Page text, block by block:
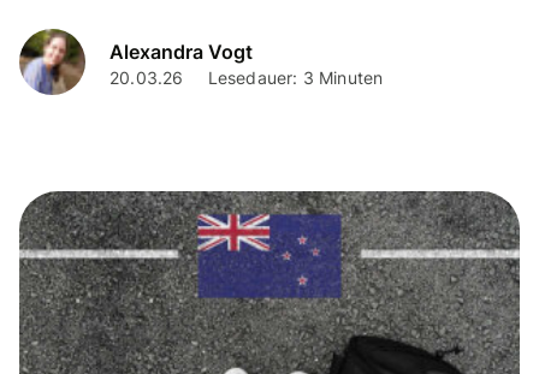
Alexandra Vogt
20.03.26 Lesedauer: 3 Minuten